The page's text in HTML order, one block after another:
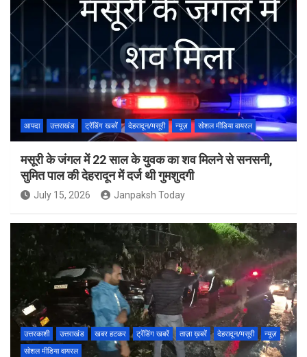
आपदा उत्तराखंड ट्रेंडिंग खबरें देहरादून/मसूरी न्यूज़ सोशल मीडिया वायरल
मसूरी के जंगल में 22 साल के युवक का शव मिलने से सनसनी,
सुमित पाल की देहरादून में दर्ज थी गुमशुदगी
July 15, 2026 Janpaksh Today
उत्तरकाशी उत्तराखंड खबर हटकर ट्रेंडिंग खबरें ताज़ा ख़बरें देहरादून/मसूरी
न्यूज़
सोशल मीडिया वायरल